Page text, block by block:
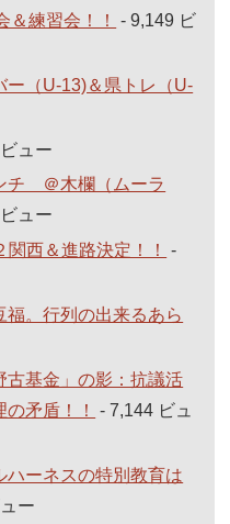
＆練習会！！
- 9,149 ビ
ー（U-13)＆県トレ（U-
ュー
チ ＠木欄（ムーラ
ュー
西＆進路決定！！
-
。行列の出来るあら
古基金」の影：抗議活
矛盾！！
- 7,144 ビュ
ハーネスの特別教育は
ー